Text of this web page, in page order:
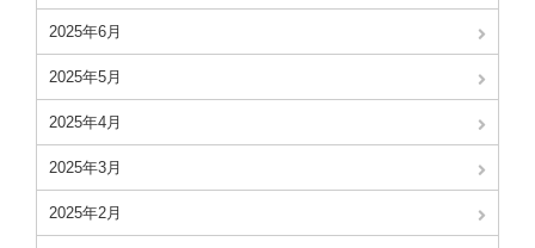
2025年6月
2025年5月
2025年4月
2025年3月
2025年2月